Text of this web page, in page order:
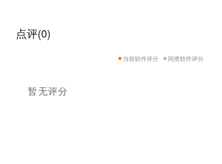
点评(0)
当前软件评分 同类软件评分
暂无评分